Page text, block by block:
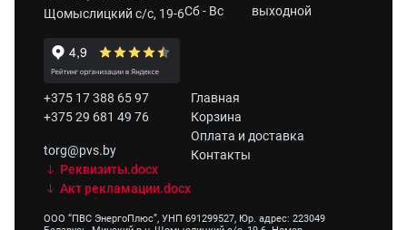
Щомыслицкий с/с, 19-6Сб - Вс
выходной
+375 17 388 65 97
+375 29 681 49 76
torg@pvs.by
Реквизиты.docx
Акт рекламации.docx
Главная
Корзина
Оплата и доставка
Контакты
ООО “ПВС ЭнергоПлюс”, УНП 691299527, Юр. адрес: 223049